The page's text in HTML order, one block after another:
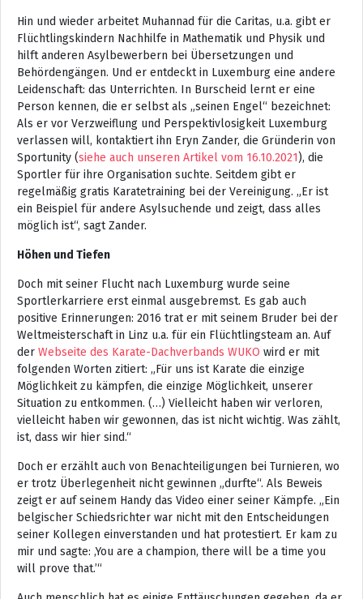
Hin und wieder arbeitet Muhannad für die Caritas, u.a. gibt er
Flüchtlingskindern Nachhilfe in Mathematik und Physik und
hilft anderen Asylbewerbern bei Übersetzungen und
Behördengängen. Und er entdeckt in Luxemburg eine andere
Leidenschaft: das Unterrichten. In Burscheid lernt er eine
Person kennen, die er selbst als „seinen Engel“ bezeichnet:
Als er vor Verzweiflung und Perspektivlosigkeit Luxemburg
verlassen will, kontaktiert ihn Eryn Zander, die Gründerin von
Sportunity (siehe auch unseren Artikel vom 16.10.2021), die
Sportler für ihre Organisation suchte. Seitdem gibt er
regelmäßig gratis Karatetraining bei der Vereinigung. „Er ist
ein Beispiel für andere Asylsuchende und zeigt, dass alles
möglich ist“, sagt Zander.
Höhen und Tiefen
Doch mit seiner Flucht nach Luxemburg wurde seine
Sportlerkarriere erst einmal ausgebremst. Es gab auch
positive Erinnerungen: 2016 trat er mit seinem Bruder bei der
Weltmeisterschaft in Linz u.a. für ein Flüchtlingsteam an. Auf
der Webseite des Karate-Dachverbands WUKO wird er mit
folgenden Worten zitiert: „Für uns ist Karate die einzige
Möglichkeit zu kämpfen, die einzige Möglichkeit, unserer
Situation zu entkommen. (…) Vielleicht haben wir verloren,
vielleicht haben wir gewonnen, das ist nicht wichtig. Was zählt,
ist, dass wir hier sind.“
Doch er erzählt auch von Benachteiligungen bei Turnieren, wo
er trotz Überlegenheit nicht gewinnen „durfte“. Als Beweis
zeigt er auf seinem Handy das Video einer seiner Kämpfe. „Ein
belgischer Schiedsrichter war nicht mit den Entscheidungen
seiner Kollegen einverstanden und hat protestiert. Er kam zu
mir und sagte: ,You are a champion, there will be a time you
will prove that.’“